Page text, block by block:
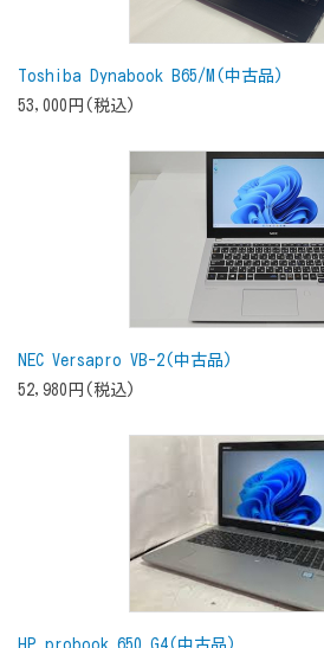
Toshiba Dynabook B65/M(中古品)
53,000円(税込)
NEC Versapro VB-2(中古品)
52,980円(税込)
HP probook 650 G4(中古品)